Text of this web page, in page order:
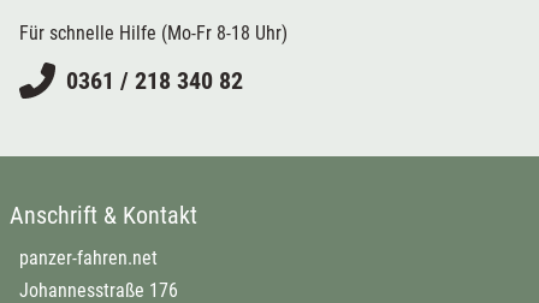
Für schnelle Hilfe (Mo-Fr 8-18 Uhr)
0361 / 218 340 82
Anschrift & Kontakt
panzer-fahren.net
Johannesstraße 176